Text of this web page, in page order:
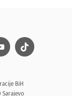
BiH
Sarajevo